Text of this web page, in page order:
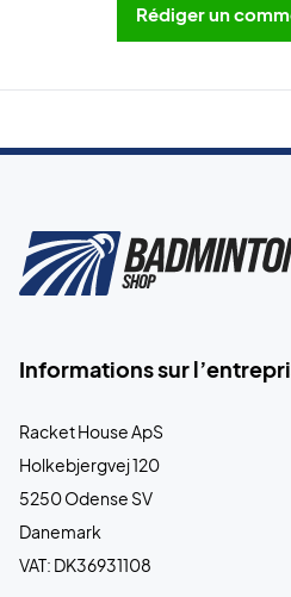
Rédiger un
Informations sur
Racket House ApS
Holkebjergvej 120
5250 Odense SV
Danemark
VAT: DK36931108